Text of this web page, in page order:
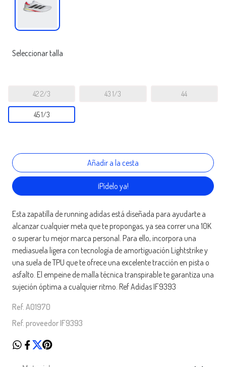
Seleccionar talla
42 2/3 43 1/3 44
45 1/3
¡Pídelo ya!
Esta zapatilla de running adidas está diseñada para ayudarte a
alcanzar cualquier meta que te propongas, ya sea correr una 10K
o superar tu mejor marca personal. Para ello, incorpora una
mediasuela ligera con tecnología de amortiguación Lightstrike y
una suela de TPU que te ofrece una excelente tracción en pista o
asfalto. El empeine de malla técnica transpirable te garantiza una
sujeción óptima a cualquier ritmo. Ref Adidas IF9393
Ref. A01970
Ref. proveedor IF9393